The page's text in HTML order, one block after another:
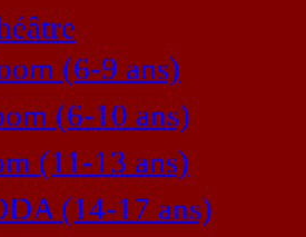
(6-9 ans)
(6-10 ans)
(11-13 ans)
(14-17 ans)